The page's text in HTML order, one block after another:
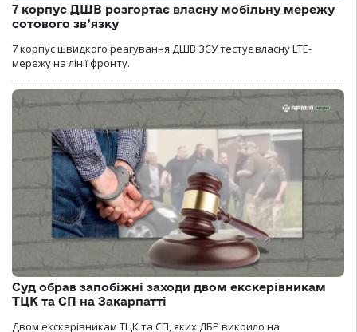
7 корпус ДШВ розгортає власну мобільну мережу
сотового зв’язку
7 корпус швидкого реагування ДШВ ЗСУ тестує власну LTE-
мережу на лінії фронту.
Суд обрав запобіжні заходи двом екскерівникам
ТЦК та СП на Закарпатті
Двом екскерівникам ТЦК та СП, яких ДБР викрило на